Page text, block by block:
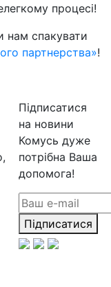
процесі!
нам спакувати
партнерства»!
Підписатися
на новини
Комусь дуже
потрібна Ваша
допомога!
Підписатися